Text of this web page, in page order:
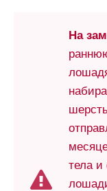
На
тела